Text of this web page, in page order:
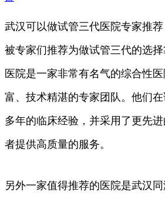
武汉可以做试管三代医院专家推
被专家们推荐为做试管三代的选
医院是一家非常有名气的综合性
富、技术精湛的专家团队。他们
多年的临床经验，并采用了更先
者提供高质量的服务。
另外一家值得推荐的医院是武汉